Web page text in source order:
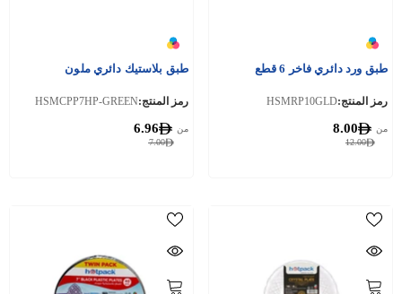
طبق ورد دائري فاخر 6 قطع
رمز المنتج:HSMRP10GLD
12.00
من 8.00
طبق بلاستيك دائري ملون
رمز المنتج:HSMCPP7HP-GREEN
7.00
من 6.96